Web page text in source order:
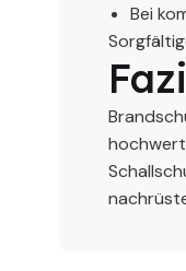
Bei